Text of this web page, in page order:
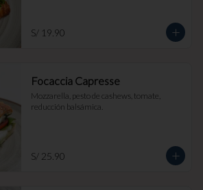
S/ 19.90
Focaccia Capresse
Mozzarella, pesto de cashews, tomate,
reducción balsámica.
S/ 25.90